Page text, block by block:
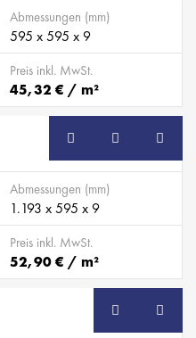
Abmessungen (mm)
595 x 595 x 9
Preis inkl. MwSt.
45,32 € / m²
Abmessungen (mm)
1.193 x 595 x 9
Preis inkl. MwSt.
52,90 € / m²
SB